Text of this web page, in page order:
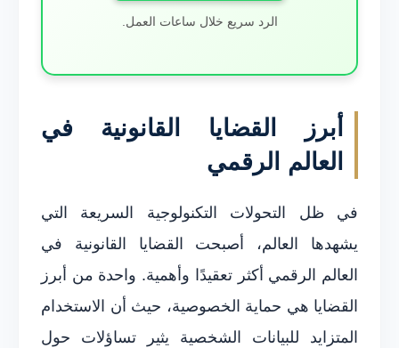
الرد سريع خلال ساعات العمل.
أبرز القضايا القانونية في
العالم الرقمي
في ظل التحولات التكنولوجية السريعة التي
يشهدها العالم، أصبحت القضايا القانونية في
العالم الرقمي أكثر تعقيدًا وأهمية. واحدة من أبرز
القضايا هي حماية الخصوصية، حيث أن الاستخدام
المتزايد للبيانات الشخصية يثير تساؤلات حول